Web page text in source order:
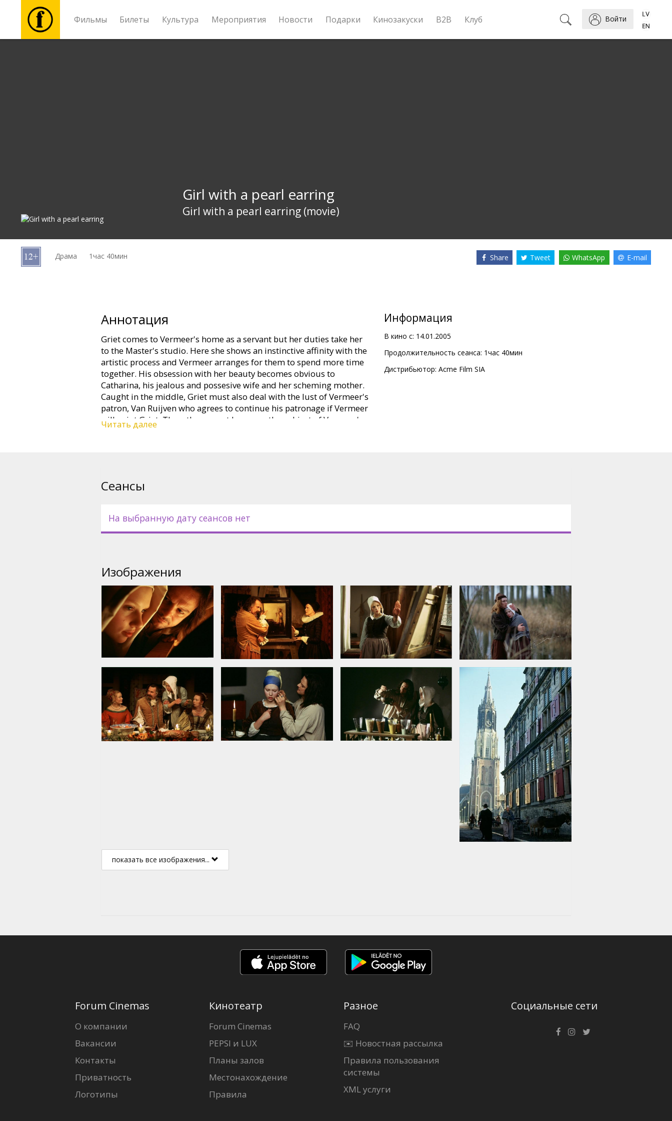
Фильмы Билеты Культура Мероприятия Новости Подарки Кинозакуски B2B Клуб Войти
B2B
Girl with a pearl earring
Girl with a pearl earring (movie)
Драма 1час 40мин Share Tweet WhatsApp E-mail
Аннотация
Griet comes to Vermeer's home as a servant but her duties take her
to the Master's studio. Here she shows an instinctive affinity with the
artistic process and Vermeer arranges for them to spend more time
together. His obsession with her beauty becomes obvious to
Catharina, his jealous and possesive wife and her scheming mother.
Caught in the middle, Griet must also deal with the lust of Vermeer's
patron, Van Ruijven who agrees to continue his patronage if Vermeer
will paint Griet. Thus, the servant becomes the subject of Vermeer's
most famous work.
Читать далее
Информация
В кино с: 14.01.2005
Продолжительность сеанса: 1час 40мин
Дистрибьютор: Acme Film SIA
Сеансы
На выбранную дату сеансов нет
Изображения
показать все изображения...
Forum Cinemas
О компании
Вакансии
Контакты
Приватность
Логотипы
Кинотеатр
Forum Cinemas
PEPSI и LUX
Планы залов
Местонахождение
Правила
Разное
FAQ
✉️ Новостная рассылка
Правила пользования
системы
XML услуги
Социальные сети